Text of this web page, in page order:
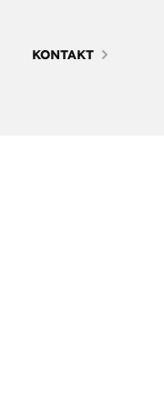
KONTAKT